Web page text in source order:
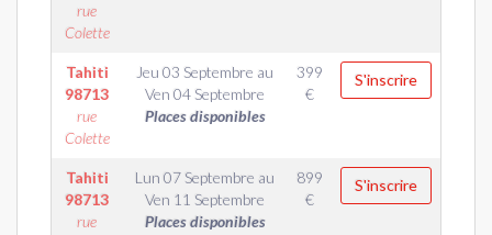
rue
Colette
Tahiti
98713
rue
Colette
Jeu 03 Septembre au
Ven 04 Septembre
Places disponibles
399
€
S'inscrire
Tahiti
98713
rue
Lun 07 Septembre au
Ven 11 Septembre
Places disponibles
899
€
S'inscrire